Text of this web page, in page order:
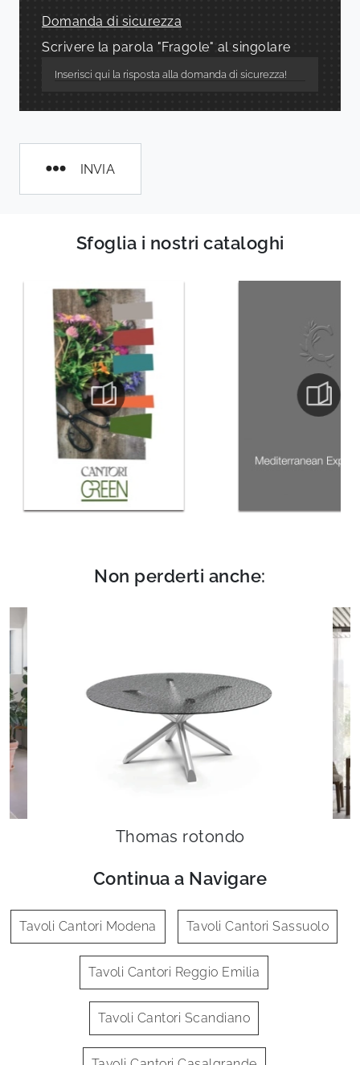
Sfoglia i nostri cataloghi
Domanda di sicurezza
Scrivere la parola "Fragole" al singolare
INVIA
Non perderti anche:
Thomas rotondo
Continua a Navigare
Tavoli Cantori Modena Tavoli Cantori Sassuolo
Tavoli Cantori Reggio Emilia
Tavoli Cantori Scandiano